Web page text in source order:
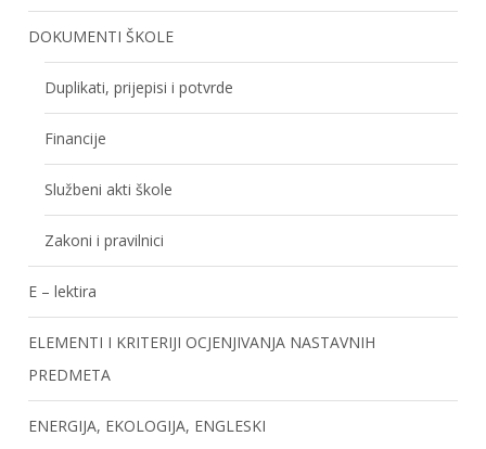
DOKUMENTI ŠKOLE
Duplikati, prijepisi i potvrde
Financije
Službeni akti škole
Zakoni i pravilnici
E – lektira
ELEMENTI I KRITERIJI OCJENJIVANJA NASTAVNIH
PREDMETA
ENERGIJA, EKOLOGIJA, ENGLESKI